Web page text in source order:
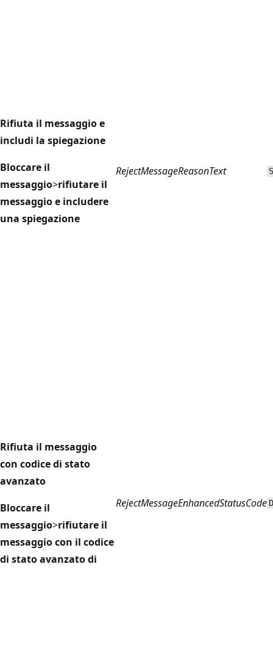
Rifiuta il messaggio e
includi la spiegazione
Bloccare il
messaggio>rifiutare il
messaggio e includere
una spiegazione
RejectMessageReasonText
Rifiuta il messaggio
con codice di stato
avanzato
Bloccare il
messaggio>rifiutare il
messaggio con il codice
di stato avanzato di
RejectMessageEnhancedStatusCode